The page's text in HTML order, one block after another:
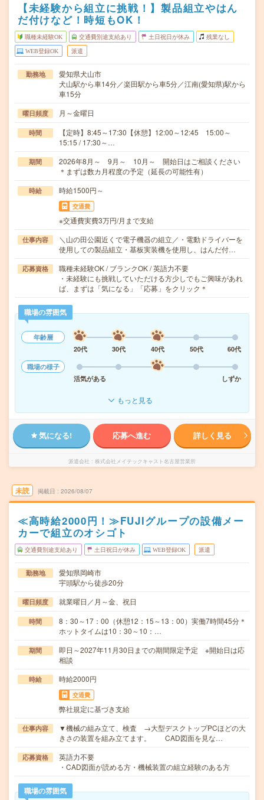
【未経験から組立に挑戦！】製品組立やはん
だ付けなど！時短もOK！
職種未経験OK 交通費別途支給あり 土日祝日が休み 残業なし
WEB登録OK 派遣
勤務地
愛知県犬山市
犬山駅から車14分／楽田駅から車5分／江南(愛知県)駅から
車15分
曜日頻度 月～金曜日
時間
【定時】8:45～17:30【休憩】12:00～12:45 15:00～
15:15 / 17:30～…
期間
2026年8月～ 9月～ 10月～ 開始日はご相談ください
＊まずは数カ月程度の予定（延長の可能性有）
時給 時給1500円～
交通費
※交通費実費3万円/月まで支給
仕事内容
＼山の田公園近くで電子機器の組立／・電動ドライバーを
使用しての製品組立・基板実装機を使用し、はんだ付…
応募資格
職種未経験OK / ブランクOK / 英語力不要
・未経験にも挑戦していただける方少しでもご興味があれ
ば、まずは「気になる」「応募」をクリック＊
職場の雰囲気
年齢層
20代
30代 40代 50代
60代
職場の様子
活気がある
しずか
もっと見る
気になる! 応募へ進む 詳しく見る
派遣会社 株式会社メイテックキャスト名古屋営業所
未読 掲載日 2026/08/07
≪高時給2000円！≫FUJIグループの設備メー
カーで組立のオシゴト
交通費別途支給あり 土日祝日が休み WEB登録OK 派遣
勤務地
愛知県岡崎市
宇頭駅から徒歩20分
曜日頻度 就業曜日／月～金、祝日
時間
8：30～17：00（休憩12：15～13：00）実働7時間45分＊
ホットタイムは10：30～10：…
期間
即日～2027年11月30日までの期間限定予定 ※開始日は応
相談
時給 時給2000円
交通費
弊社規定に基づき支給
仕事内容
▼機械の組み立て、検査 →大型デスクトップPCほどの大
きさの装置を組み立てます。 CAD図面を見な…
応募資格
英語力不要
・CAD図面が読める方・機械装置の組立経験のある方
職場の雰囲気